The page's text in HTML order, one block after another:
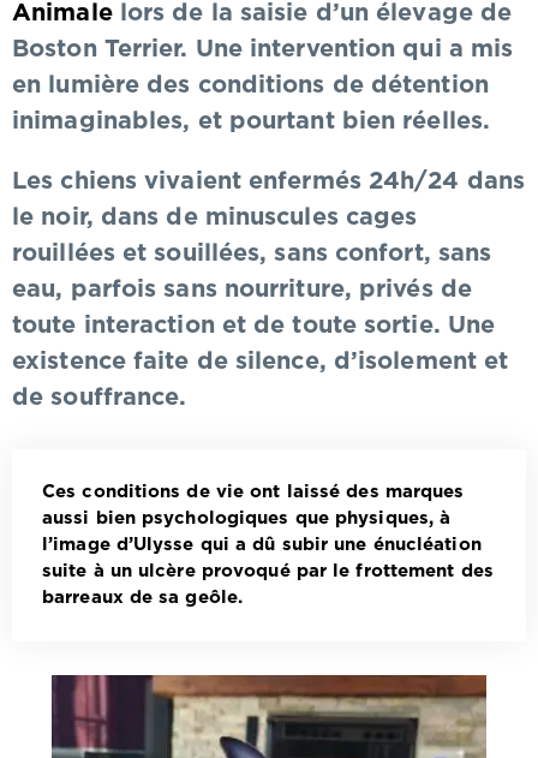
Animalelors de la saisie d’un élevage de
Boston Terrier. Une intervention qui a mis
en lumière des conditions de détention
inimaginables, et pourtant bien réelles.
Les chiens vivaient enfermés 24h/24 dans
le noir, dans de minuscules cages
rouillées et souillées, sans confort, sans
eau, parfois sans nourriture, privés de
toute interaction et de toute sortie. Une
existence faite de silence, d’isolement et
de souffrance.
Ces conditions de vie ont laissé des marques
aussi bien psychologiques que physiques, à
l’image d’Ulysse qui a dû subir une énucléation
suite à un ulcère provoqué par le frottement des
barreaux de sa geôle.